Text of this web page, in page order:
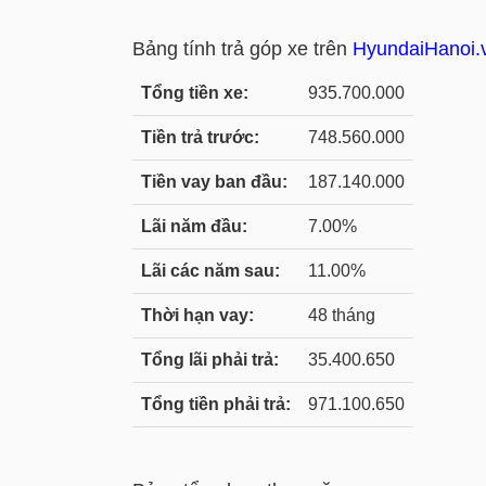
Bảng tính trả góp xe trên
Tổng tiền xe: 935.700.000
Tiền trả trước: 748.560.000
Tiền vay ban đầu: 187.140.000
Lãi năm đầu: 7.00%
Lãi các năm sau: 11.00%
Thời hạn vay: 48 tháng
Tổng lãi phải trả: 35.400.650
Tổng tiền phải trả: 971.100.650